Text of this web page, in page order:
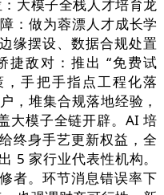
模子全栈人才培育龙
：做为蓉漂人才成长学
缘摆设、数据合规处置
捷敌对：推出 “免费试
手把手指点工程化落
，堆集合规落地经验，
大模子全链开辟。AI 培
终身手艺更新权益，全
5 家行业代表性机构。
者。环节消息错误率下